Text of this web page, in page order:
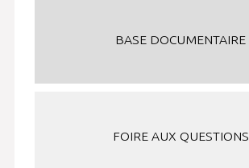
BASE DOCUMENTAIRE
FOIRE AUX QUESTIONS